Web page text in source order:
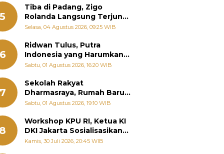
5
Tiba di Padang, Zigo
Rolanda Langsung Terjun
Bantu Warga Terdampak
Selasa, 04 Agustus 2026, 09:25 WIB
6
Ridwan Tulus, Putra
Indonesia yang Harumkan
Nama Bangsa hingga
Jepang
Sabtu, 01 Agustus 2026, 16:20 WIB
7
Sekolah Rakyat
Dharmasraya, Rumah Baru
268 Anak Menggapai Mimpi
Kemiskinan
Sabtu, 01 Agustus 2026, 19:10 WIB
8
Workshop KPU RI, Ketua KI
DKI Jakarta Sosialisasikan
Hukum Acara Penyelesaian
Kamis, 30 Juli 2026, 20:45 WIB